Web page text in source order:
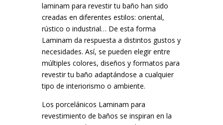
laminam para revestir tu baño han sido
creadas en diferentes estilos: oriental,
rústico o industrial… De esta forma
Laminam da respuesta a distintos gustos y
necesidades. Así, se pueden elegir entre
múltiples colores, diseños y formatos para
revestir tu baño adaptándose a cualquier
tipo de interiorismo o ambiente.
Los porcelánicos Laminam para
revestimiento de baños se inspiran en la